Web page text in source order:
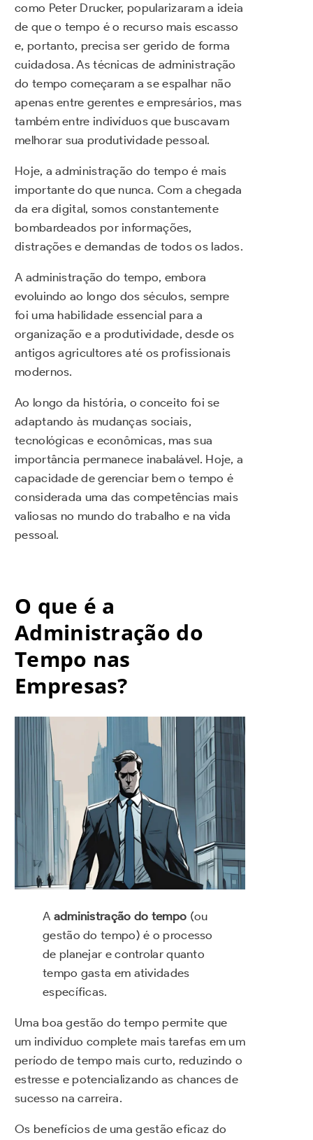
como Peter Drucker, popularizaram a ideia
de que o tempo é o recurso mais escasso
e, portanto, precisa ser gerido de forma
cuidadosa. As técnicas de administração
do tempo começaram a se espalhar não
apenas entre gerentes e empresários, mas
também entre indivíduos que buscavam
melhorar sua produtividade pessoal.
Hoje, a administração do tempo é mais
importante do que nunca. Com a chegada
da era digital, somos constantemente
bombardeados por informações,
distrações e demandas de todos os lados.
A administração do tempo, embora
evoluindo ao longo dos séculos, sempre
foi uma habilidade essencial para a
organização e a produtividade, desde os
antigos agricultores até os profissionais
modernos.
Ao longo da história, o conceito foi se
adaptando às mudanças sociais,
tecnológicas e econômicas, mas sua
importância permanece inabalável. Hoje, a
capacidade de gerenciar bem o tempo é
considerada uma das competências mais
valiosas no mundo do trabalho e na vida
pessoal.
O que é a
Administração do
Tempo nas
Empresas?
A administração do tempo (ou
gestão do tempo) é o processo
de planejar e controlar quanto
tempo gasta em atividades
específicas.
Uma boa gestão do tempo permite que
um indivíduo complete mais tarefas em um
período de tempo mais curto, reduzindo o
estresse e potencializando as chances de
sucesso na carreira.
Os benefícios de uma gestão eficaz do